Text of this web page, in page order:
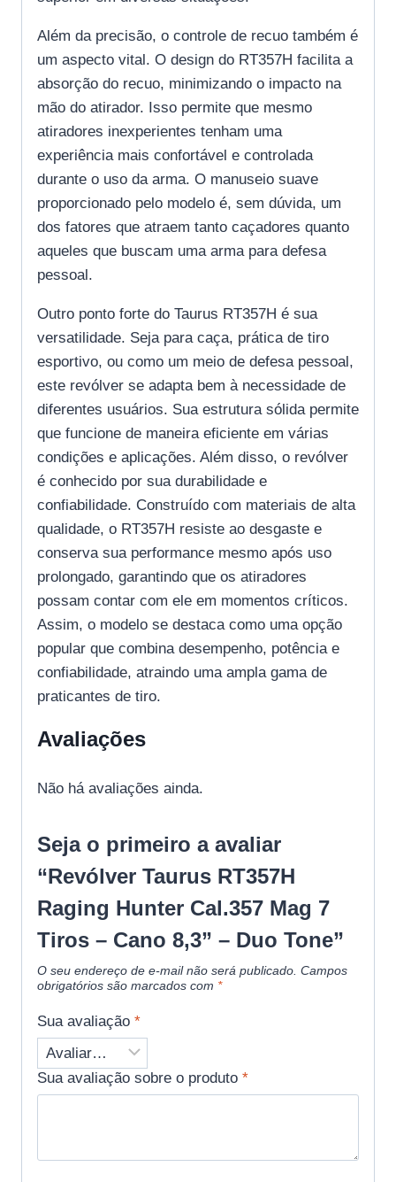
Além da precisão, o controle de recuo também é
um aspecto vital. O design do RT357H facilita a
absorção do recuo, minimizando o impacto na
mão do atirador. Isso permite que mesmo
atiradores inexperientes tenham uma
experiência mais confortável e controlada
durante o uso da arma. O manuseio suave
proporcionado pelo modelo é, sem dúvida, um
dos fatores que atraem tanto caçadores quanto
aqueles que buscam uma arma para defesa
pessoal.
Outro ponto forte do Taurus RT357H é sua
versatilidade. Seja para caça, prática de tiro
esportivo, ou como um meio de defesa pessoal,
este revólver se adapta bem à necessidade de
diferentes usuários. Sua estrutura sólida permite
que funcione de maneira eficiente em várias
condições e aplicações. Além disso, o revólver
é conhecido por sua durabilidade e
confiabilidade. Construído com materiais de alta
qualidade, o RT357H resiste ao desgaste e
conserva sua performance mesmo após uso
prolongado, garantindo que os atiradores
possam contar com ele em momentos críticos.
Assim, o modelo se destaca como uma opção
popular que combina desempenho, potência e
confiabilidade, atraindo uma ampla gama de
praticantes de tiro.
Avaliações
Não há avaliações ainda.
Seja o primeiro a avaliar
“Revólver Taurus RT357H
Raging Hunter Cal.357 Mag 7
Tiros – Cano 8,3” – Duo Tone”
O seu endereço de e-mail não será publicado. Campos
obrigatórios são marcados com *
Sua avaliação *
Sua avaliação sobre o produto *